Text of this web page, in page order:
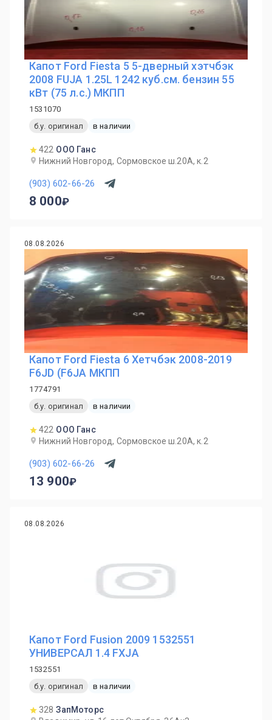
Капот Ford Fiesta 5 5-дверный хэтчбэк
2008 FUJA 1.25L 1242 куб.см. бензин 55
кВт (75 л.с.) МКПП
1531070
б.у. оригинал
в наличии
422 ООО Ганс
Нижний Новгород, Сормовское ш.20А, к.2
(903) 602-66-26
8 000
08.08.2026
Капот Ford Fiesta 6 Хетчбэк 2008-2019
F6JD (F6JA МКПП
1774791
б.у. оригинал
в наличии
422 ООО Ганс
Нижний Новгород, Сормовское ш.20А, к.2
(903) 602-66-26
13 900
08.08.2026
Капот Ford Fusion 2009 1532551
УНИВЕРСАЛ 1.4 FXJA
1532551
б.у. оригинал
в наличии
328 ЗапМоторс